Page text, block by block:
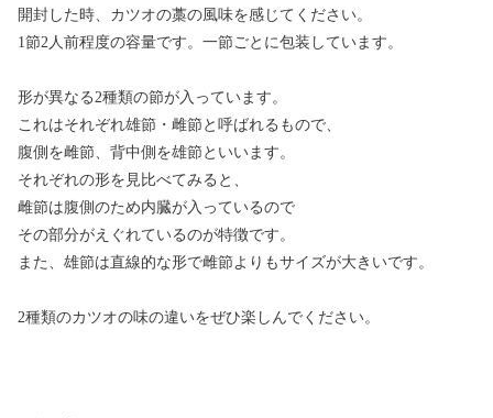
開封した時、カツオの藁の風味を感じてください。
1節2人前程度の容量です。一節ごとに包装しています。
形が異なる2種類の節が入っています。
これはそれぞれ雄節・雌節と呼ばれるもので、
腹側を雌節、背中側を雄節といいます。
それぞれの形を見比べてみると、
雌節は腹側のため内臓が入っているので
その部分がえぐれているのが特徴です。
また、雄節は直線的な形で雌節よりもサイズが大きいです。
2種類のカツオの味の違いをぜひ楽しんでください。